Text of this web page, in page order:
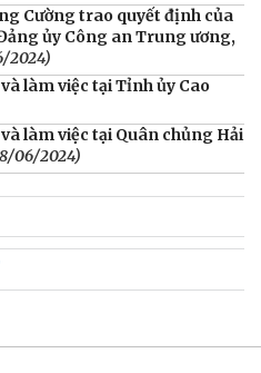
Cường trao quyết định của
ủy Công an Trung ương,
2024)
làm việc tại Tỉnh ủy Cao
làm việc tại Quân chủng Hải
06/2024)